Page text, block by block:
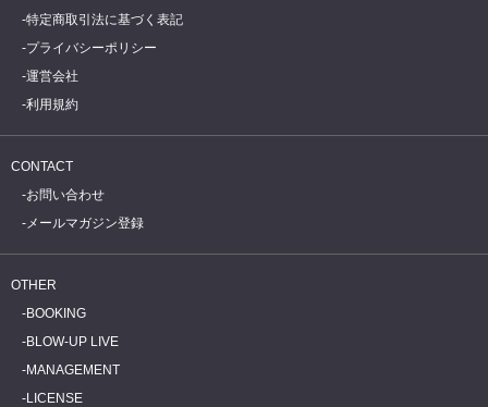
特定商取引法に基づく表記
プライバシーポリシー
運営会社
利用規約
CONTACT
お問い合わせ
メールマガジン登録
OTHER
BOOKING
BLOW-UP LIVE
MANAGEMENT
LICENSE